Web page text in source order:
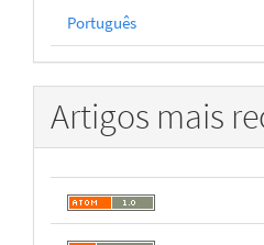
Português
Artigos mais